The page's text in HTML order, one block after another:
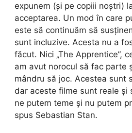
expunem (și pe copiii noștri)
acceptarea. Un mod în care
este să continuăm să
sunt incluzive. Acesta nu a
făcut. Nici „The Apprentice”,
am avut norocul să fac parte
mândru să joc. Acestea sunt
dar aceste filme sunt reale și
ne putem teme și nu putem
spus Sebastian Stan.